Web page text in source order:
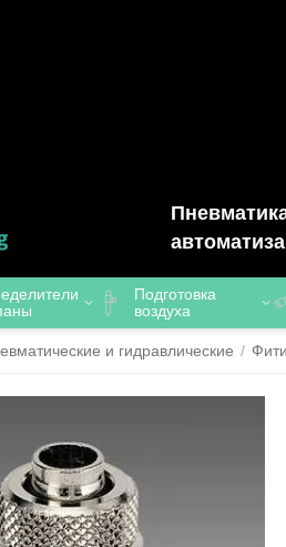
Подготовка
воздуха
и гидравлические /